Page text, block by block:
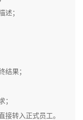
述；
结果；
；
接转入正式员工。